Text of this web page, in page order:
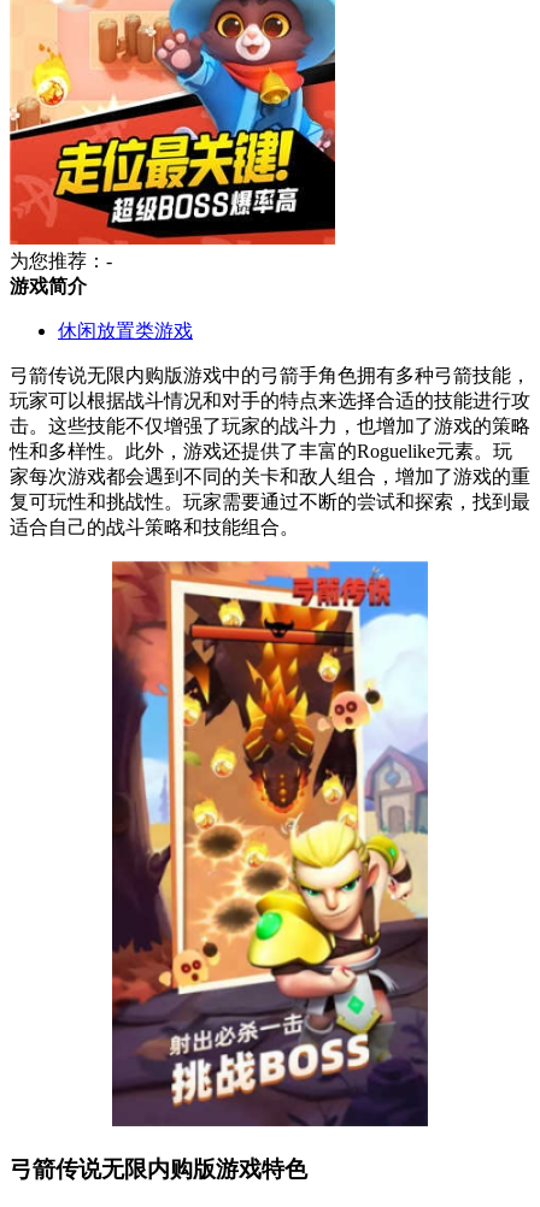
为您推荐：-
游戏简介
休闲放置类游戏
弓箭传说无限内购版游戏中的弓箭手角色拥有多种弓箭技能，
玩家可以根据战斗情况和对手的特点来选择合适的技能进行攻
击。这些技能不仅增强了玩家的战斗力，也增加了游戏的策略
性和多样性。此外，游戏还提供了丰富的Roguelike元素。玩
家每次游戏都会遇到不同的关卡和敌人组合，增加了游戏的重
复可玩性和挑战性。玩家需要通过不断的尝试和探索，找到最
适合自己的战斗策略和技能组合。
弓箭传说无限内购版游戏特色